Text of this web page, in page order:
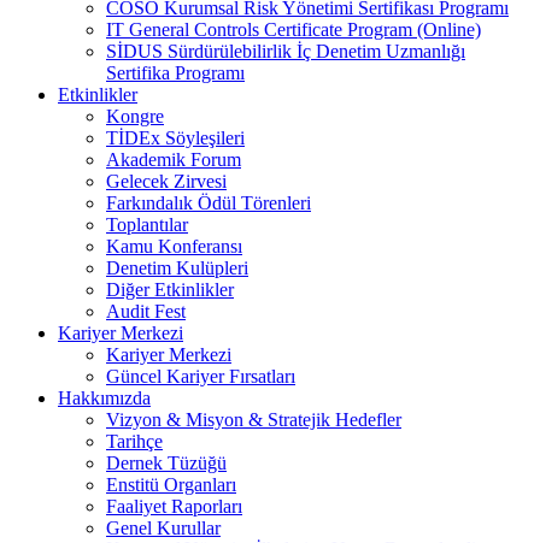
COSO Kurumsal Risk Yönetimi Sertifikası Programı
IT General Controls Certificate Program (Online)
SİDUS Sürdürülebilirlik İç Denetim Uzmanlığı
Sertifika Programı
Etkinlikler
Kongre
TİDEx Söyleşileri
Akademik Forum
Gelecek Zirvesi
Farkındalık Ödül Törenleri
Toplantılar
Kamu Konferansı
Denetim Kulüpleri
Diğer Etkinlikler
Audit Fest
Kariyer Merkezi
Kariyer Merkezi
Güncel Kariyer Fırsatları
Hakkımızda
Vizyon & Misyon & Stratejik Hedefler
Tarihçe
Dernek Tüzüğü
Enstitü Organları
Faaliyet Raporları
Genel Kurullar